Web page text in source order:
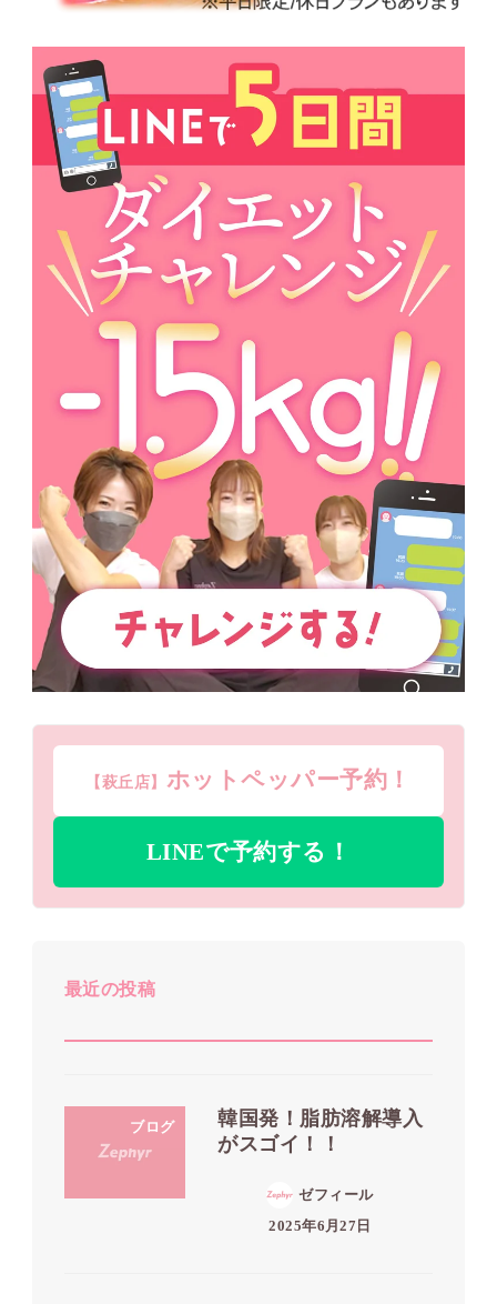
【萩丘店】 ホットペッパー予約！
LINEで予約する！
最近の投稿
ブログ
韓国発！脂肪溶解導入
がスゴイ！！
ゼフィール
2025年6月27日